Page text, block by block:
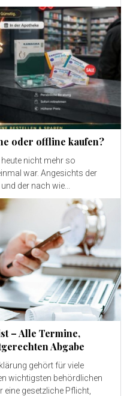
oder offline kaufen?
nicht mehr so
war. Angesichts der
der nach wie...
– Alle Termine,
Abgabe
gehört für viele
wichtigsten behördlichen
gesetzliche Pflicht,